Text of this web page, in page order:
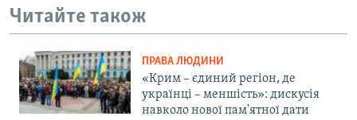
Читайте також
ПРАВА ЛЮДИНИ
«Крим – єдиний регіон, де
українці – меншість»: дискусія
навколо нової пам'ятної дати